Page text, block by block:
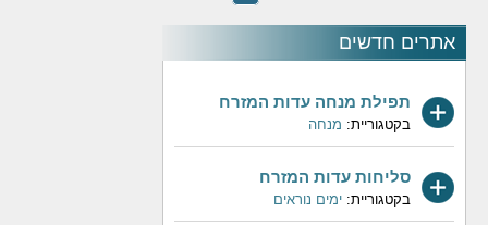
אתרים חדשים
תפילת מנחה עדות המזרח
בקטגוריית: מנחה
סליחות עדות המזרח
בקטגוריית: ימים נוראים